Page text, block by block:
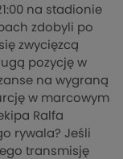
na stadionie
zdobyli po
zwycięzcą
pozycję w
na wygraną
w marcowym
Ralfa
rywala? Jeśli
transmisję